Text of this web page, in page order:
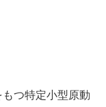
もつ特定小型原動